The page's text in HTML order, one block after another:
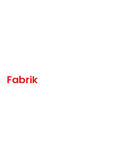
Fabrik